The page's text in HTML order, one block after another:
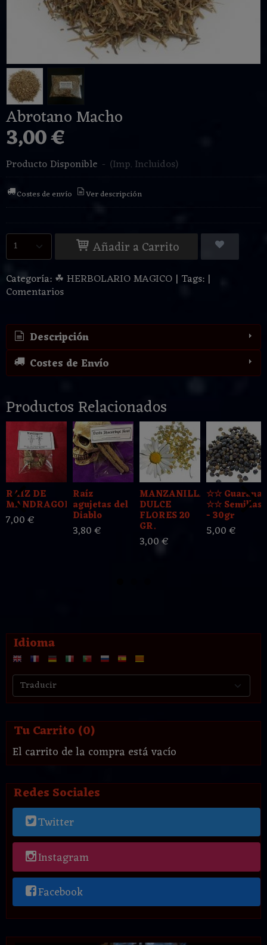
Idioma
Tu Carrito (0)
El carrito de la compra está vacío
Redes Sociales
Twitter
Instagram
Facebook
Abrotano Macho
3,00 €
Producto Disponible - (Imp. Incluidos)
Costes de envío Ver descripción
Añadir a Carrito
Categoría: ☘ HERBOLARIO MAGICO | Tags: |
Comentarios
Descripción
Costes de Envío
Productos Relacionados
RAIZ DE
MANDRAGORA
7,00 €
Raíz
agujetas del
Diablo
3,80 €
MANZANILLA
DULCE
FLORES 20
GR.
3,00 €
☆☆ Guarana
☆☆ Semillas
- 30gr
5,00 €